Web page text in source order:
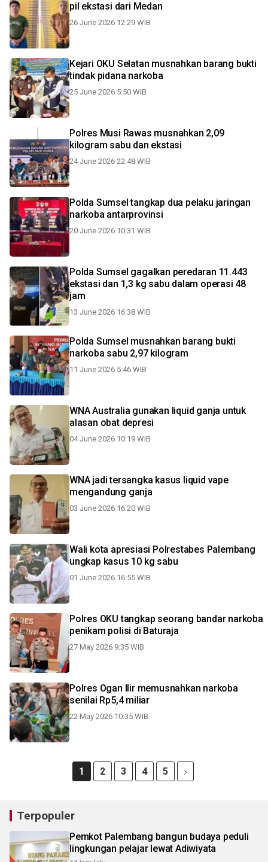
pil ekstasi dari Medan
26 June 2026 12:29 WIB
Kejari OKU Selatan musnahkan barang bukti
tindak pidana narkoba
25 June 2026 5:50 WIB
Polres Musi Rawas musnahkan 2,09
kilogram sabu dan ekstasi
24 June 2026 22:48 WIB
Polda Sumsel tangkap dua pelaku jaringan
narkoba antarprovinsi
20 June 2026 10:31 WIB
Polda Sumsel gagalkan peredaran 11.443
ekstasi dan 1,3 kg sabu dalam operasi 48
jam
13 June 2026 16:38 WIB
Polda Sumsel musnahkan barang bukti
narkoba sabu 2,97 kilogram
11 June 2026 5:46 WIB
WNA Australia gunakan liquid ganja untuk
alasan obat depresi
04 June 2026 10:19 WIB
WNA jadi tersangka kasus liquid vape
mengandung ganja
03 June 2026 16:20 WIB
Wali kota apresiasi Polrestabes Palembang
ungkap kasus 10 kg sabu
01 June 2026 16:55 WIB
Polres OKU tangkap seorang bandar narkoba
penikam polisi di Baturaja
27 May 2026 9:35 WIB
Polres Ogan Ilir memusnahkan narkoba
senilai Rp5,4 miliar
22 May 2026 10:35 WIB
1 2 3 4 5
Terpopuler
Pemkot Palembang bangun budaya peduli
lingkungan pelajar lewat Adiwiyata